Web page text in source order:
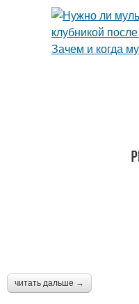
Почвы для посадки
читать дальше →